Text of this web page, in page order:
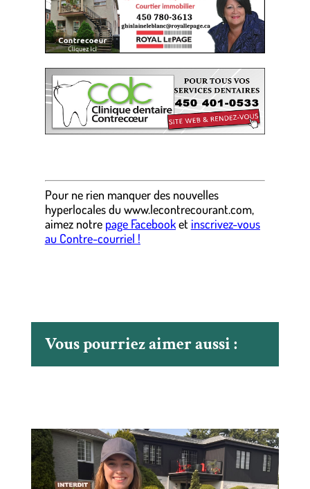
Pour ne rien manquer des nouvelles
hyperlocalesdu www.lecontrecourant.com,
aimez notre page Facebooket inscrivez-vous
au Contre-courriel !
Vous pourriez aimer aussi :